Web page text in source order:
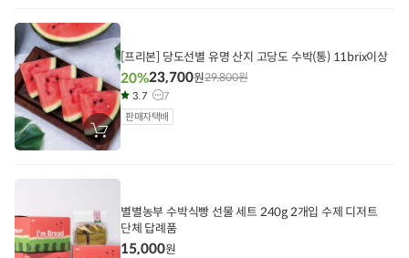
에
담
기
장
바
에
[프리본] 당도선별 유명 산지 고당도 수박(통) 11brix이상
20%23,700원29,800원
3.7
7
판매자택배
별별농부 수박식빵 선물 세트 240g 2개입 수제 디저트
단체 답례품
15,000원